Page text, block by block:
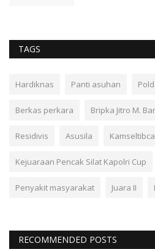
TAGS
Hardiknas Panti asuhan
Berkas perkara Bripka Jitro M.
Residivis Asusila
Kejuaraan Pencak Silat Kapolri Cup
Penyakit masyarakat Juara II
RECOMMENDED POSTS